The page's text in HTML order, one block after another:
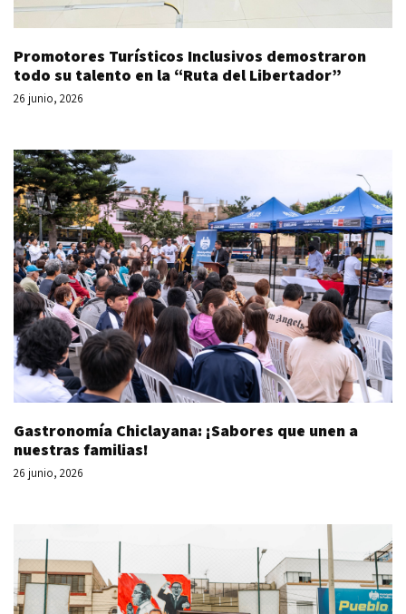
Promotores Turísticos Inclusivos demostraron
todo su talento en la “Ruta del Libertador”
26 junio, 2026
Gastronomía Chiclayana: ¡Sabores que unen a
nuestras familias!
26 junio, 2026